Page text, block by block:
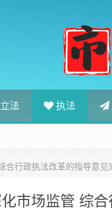
立法 执法
合行政执法改革的指导意见
市场监管 综